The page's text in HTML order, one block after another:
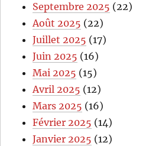
Septembre 2025 (22)
Août 2025 (22)
Juillet 2025 (17)
Juin 2025 (16)
Mai 2025 (15)
Avril 2025 (12)
Mars 2025 (16)
Février 2025 (14)
Janvier 2025 (12)